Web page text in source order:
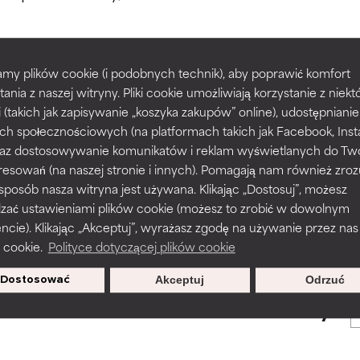
plików cookie (i podobnych technik), aby poprawić komfort
z naszej witryny. Pliki cookie umożliwiają korzystanie z
jak zapisywanie „koszyka zakupów” online),
społecznościowych (na platformach takich jak Facebook,
dostosowywanie komunikatów i reklam wyświetlanych do
(na naszej stronie i innych). Pomagają nam również
nasza witryna jest używana. Klikając „Dostosuj”, możesz
ustawieniami plików cookie (możesz to zrobić w dowolnym
Klikając „Akceptuj”, wyrażasz zgodę na używanie przez nas
Polityce dotyczącej plików cookie
Dostosować Odrzuć
Akceptuj
POWRÓT DO WYSZUKIWANIA
to assess ingredients in this dictionary. Regulations
tekstury, stabilności lub penetracji formuły.
ale może mieć problemy estetyczne, stabilności lub inne,
użyteczność.
podrażnienia. Ryzyko wzrasta w połączeniu z innymi
składnikami.
podrażnienie, stan zapalny, suchość itp. Może przynosić
ale ogólnie udowodniono, że wyrządza więcej szkody niż
tekstury, stabilności lub penetracji formuły.
ale może mieć problemy estetyczne, stabilności lub inne,
użyteczność.
podrażnienia. Ryzyko wzrasta w połączeniu z innymi
składnikami.
podrażnienie, stan zapalny, suchość itp. Może przynosić
ale ogólnie udowodniono, że wyrządza więcej szkody niż
się, aby otrzymywać wyjątkowe